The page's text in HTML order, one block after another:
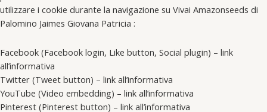
utilizzare i cookie durante la navigazione su Vivai Amazonseeds di
Palomino Jaimes Giovana Patricia :
Facebook (Facebook login, Like button, Social plugin) – link
all’informativa
Twitter (Tweet button) – link all’informativa
YouTube (Video embedding) – link all’informativa
Pinterest (Pinterest button) – link all’informativa